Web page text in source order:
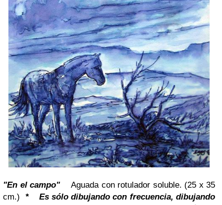
"En el campo"Aguada con rotulador soluble. (25 x 35
cm.) * Es sólo dibujando con frecuencia, dibujando